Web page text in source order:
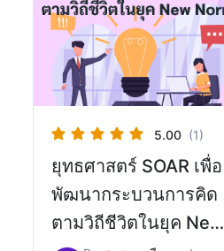
5.00 (1)
ยุทธศาสตร์ SOAR เพื่อ
พัฒนากระบวนการคิด
ตามวิถีชีวิตในยุค New